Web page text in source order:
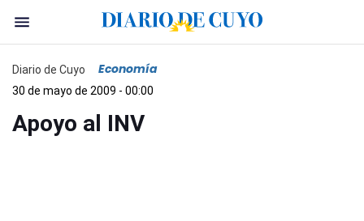
Diario de Cuyo Economía
30 de mayo de 2009 - 00:00
Apoyo al INV